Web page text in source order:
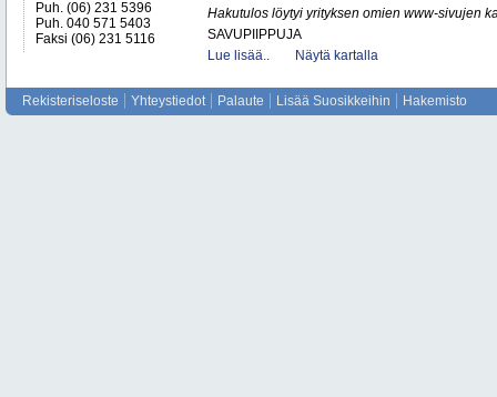
Puh. (06) 231 5396
Puh. 040 571 5403
Faksi (06) 231 5116
Hakutulos löytyi yrityksen omien www-sivujen
SAVUPIIPPUJA
Lue lisää..
Näytä kartalla
Rekisteriseloste Yhteystiedot Palaute Lisää Suosikkeihin Hakemisto